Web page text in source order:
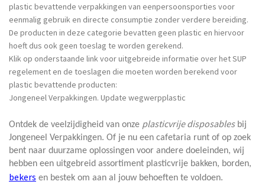
plastic bevattende verpakkingen van eenpersoonsporties voor
eenmalig gebruik en directe consumptie zonder verdere bereiding.
De producten in deze categorie bevatten geen plastic en hiervoor
hoeft dus ook geen toeslag te worden gerekend.
Klik op onderstaande link voor uitgebreide informatie over het SUP
regelement en de toeslagen die moeten worden berekend voor
plastic bevattende producten:
Jongeneel Verpakkingen. Update wegwerpplastic
Ontdek de veelzijdigheid van onze plasticvrije disposablesbij
Jongeneel Verpakkingen. Of je nu een cafetaria runt of op zoek
bent naar duurzame oplossingen voor andere doeleinden, wij
hebben een uitgebreid assortiment plasticvrije bakken, borden,
bekers en bestek om aan al jouw behoeften te voldoen.